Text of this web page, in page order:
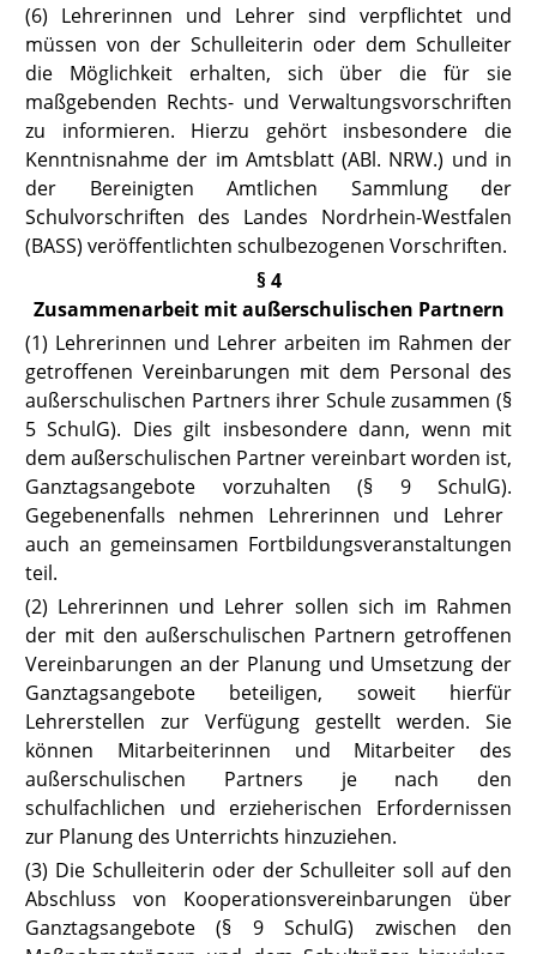
(6) Lehrerinnen und Lehrer sind verpflichtet und
müssen von der Schulleiterin oder dem Schulleiter
die Möglichkeit erhalten, sich über die für sie
maßgebenden Rechts- und Verwaltungsvorschriften
zu informieren. Hierzu gehört insbesondere die
Kenntnisnahme der im Amtsblatt (ABl. NRW.) und in
der Bereinigten Amtlichen Sammlung der
Schulvorschriften des Landes Nordrhein-Westfalen
(BASS) veröffentlichten schulbezogenen Vorschriften.
§ 4
Zusammenarbeit mit außerschulischen Partnern
(1) Lehrerinnen und Lehrer arbeiten im Rahmen der
getroffenen Vereinbarungen mit dem Personal des
außerschulischen Partners ihrer Schule zusammen (§
5 SchulG). Dies gilt insbesondere dann, wenn mit
dem außerschulischen Partner vereinbart worden ist,
Ganztagsangebote vorzuhalten(§ 9 SchulG).
Gegebenenfalls nehmen Lehrerinnen und Lehrer
auch an gemeinsamen Fortbildungsveranstaltungen
teil.
(2) Lehrerinnen und Lehrer sollen sich im Rahmen
der mit den außerschulischen Partnern getroffenen
Vereinbarungen an der Planung und Umsetzung der
Ganztagsangebote beteiligen, soweit hierfür
Lehrerstellen zur Verfügung gestellt werden. Sie
können Mitarbeiterinnen und Mitarbeiter des
außerschulischen Partners je nach den
schulfachlichen und erzieherischen Erfordernissen
zur Planung des Unterrichts hinzuziehen.
(3) Die Schulleiterin oder der Schulleiter soll auf den
Abschluss von Kooperationsvereinbarungen über
Ganztagsangebote(§ 9 SchulG) zwischen den